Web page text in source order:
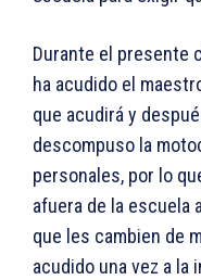
Durante el presente
ha acudido el
que acudirá y
descompuso la
personales, por lo
afuera de la escuela
que les cambien de
acudido una vez a